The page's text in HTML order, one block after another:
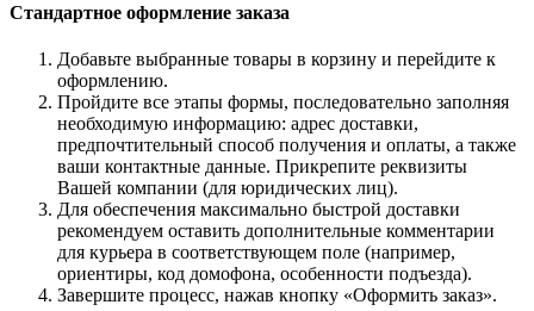
Стандартное оформление заказа
Добавьте выбранные товары в корзину и перейдите к
оформлению.
Пройдите все этапы формы, последовательно заполняя
необходимую информацию: адрес доставки,
предпочтительный способ получения и оплаты, а также
ваши контактные данные. Прикрепите реквизиты
Вашей компании (для юридических лиц).
Для обеспечения максимально быстрой доставки
рекомендуем оставить дополнительные комментарии
для курьера в соответствующем поле (например,
ориентиры, код домофона, особенности подъезда).
Завершите процесс, нажав кнопку «Оформить заказ».